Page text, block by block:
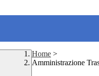
Home >
Amministrazione